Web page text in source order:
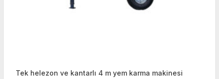
Tek helezon ve kantarlı 4 m yem karma makinesi